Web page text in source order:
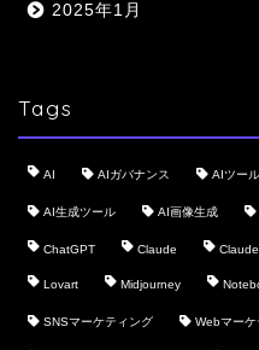
2025年1月
Tags
AI AIガバナンス AIツール
AI生成ツール AI画像生成
ChatGPT Claude
Lovart Midjourney
SNSマーケティング Webマー